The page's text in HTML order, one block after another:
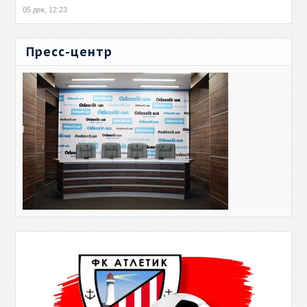
05 дек, 12:23
Пресс-центр